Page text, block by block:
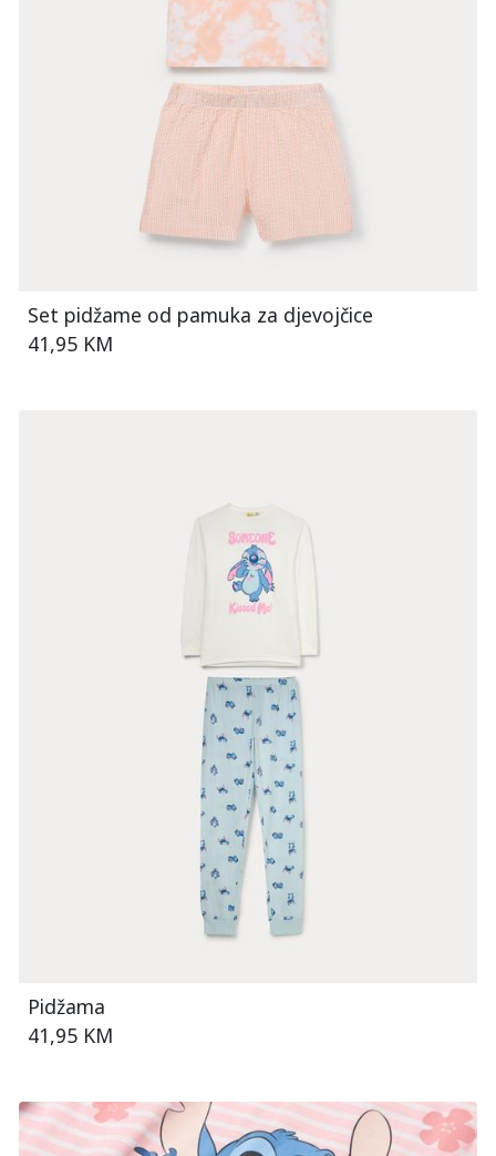
Set pidžame od pamuka za djevojčice
41,95 KM
Pidžama
41,95 KM